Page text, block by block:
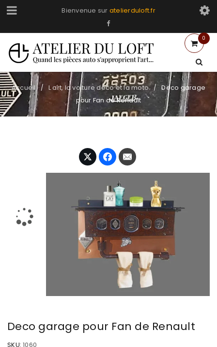
Bienvenue sur atelierduloft.fr
0
Accueil / L art, la voiture deco et la moto /
Deco garage
pour Fan de Renault
Deco garage pour Fan de Renault
SKU: 1060